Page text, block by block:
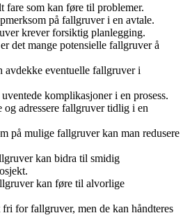
fare som kan føre til problemer.
på fallgruver i en avtale.
krever forsiktig planlegging.
det mange potensielle fallgruver å
avdekke eventuelle fallgruver i
komplikasjoner i en prosess.
og adressere fallgruver tidlig i en
på mulige fallgruver kan man redusere
kan bidra til smidig
kan føre til alvorlige
for fallgruver, men de kan håndteres